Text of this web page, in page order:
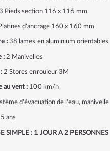
Pieds section 116 x 116 mm
d'ancrage 160 x 160 mm
:38 lames en aluminium orientables
:2 Manivelles
2 Stores enrouleur 3M
au vent : 100 km/h
d'évacuation de l'eau, manivelle
5 ans
SIMPLE : 1 JOUR A 2 PERSONNES